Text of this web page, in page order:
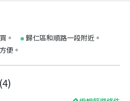
。
歸仁區和順路一段附近。
便。
(4)